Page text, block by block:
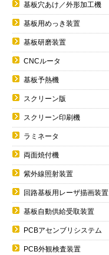
基板穴あけ／外形加工機
基板用めっき装置
基板研磨装置
CNCルータ
基板予熱機
スクリーン版
スクリーン印刷機
ラミネータ
両面焼付機
紫外線照射装置
回路基板用レーザ描画装置
基板自動供給受取装置
PCBアセンブリシステム
PCB外観検査装置